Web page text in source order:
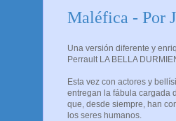
Maléfica - Por
Una versión diferente y
Perrault LA BELLA
Esta vez con actores y
entregan la fábula cargada
que, desde siempre, han
los seres humanos.